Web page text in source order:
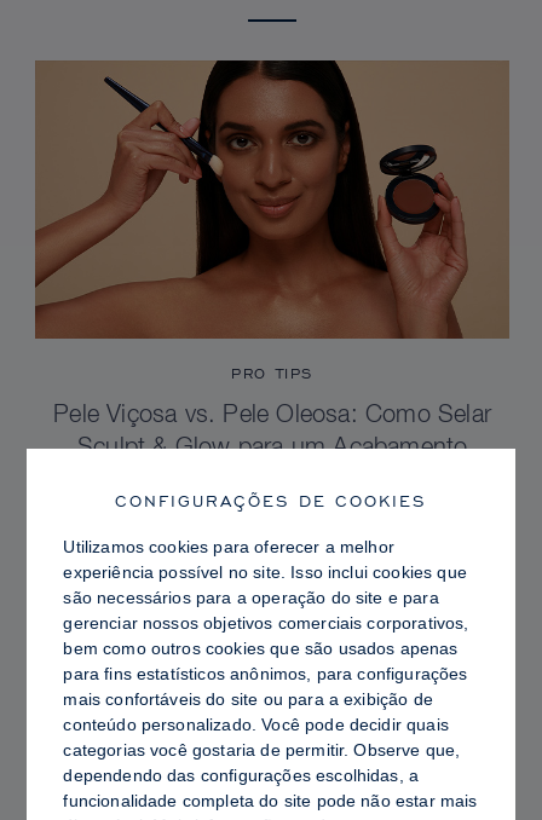
PRO TIPS
Pele Viçosa vs. Pele Oleosa: Como Selar
Sculpt & Glow para um Acabamento
CONFIGURAÇÕES DE COOKIES
Utilizamos cookies para oferecer a melhor
experiência possível no site. Isso inclui cookies que
são necessários para a operação do site e para
gerenciar nossos objetivos comerciais corporativos,
bem como outros cookies que são usados ​​apenas
para fins estatísticos anônimos, para configurações
mais confortáveis ​​do site ou para a exibição de
conteúdo personalizado. Você pode decidir quais
categorias você gostaria de permitir. Observe que,
dependendo das configurações escolhidas, a
funcionalidade completa do site pode não estar mais